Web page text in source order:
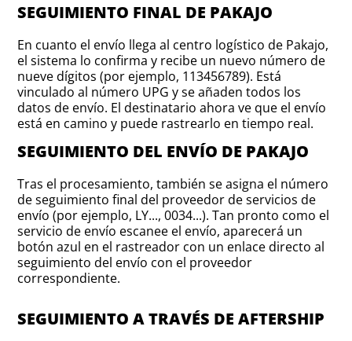
SEGUIMIENTO FINAL DE PAKAJO
En cuanto el envío llega al centro logístico de Pakajo,
el sistema lo confirma y recibe un nuevo número de
nueve dígitos (por ejemplo, 113456789). Está
vinculado al número UPG y se añaden todos los
datos de envío. El destinatario ahora ve que el envío
está en camino y puede rastrearlo en tiempo real.
SEGUIMIENTO DEL ENVÍO DE PAKAJO
Tras el procesamiento, también se asigna el número
de seguimiento final del proveedor de servicios de
envío (por ejemplo, LY..., 0034...). Tan pronto como el
servicio de envío escanee el envío, aparecerá un
botón azul en el rastreador con un enlace directo al
seguimiento del envío con el proveedor
correspondiente.
SEGUIMIENTO A TRAVÉS DE AFTERSHIP